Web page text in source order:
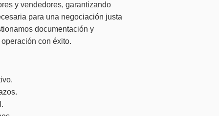
y vendedores, garantizando
para una negociación justa
documentación y
con éxito.